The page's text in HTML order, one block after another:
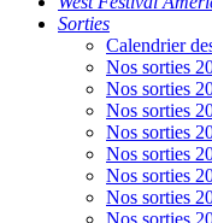
Sorties
Calendrier
Nos sorties
Nos sorties
Nos sorties
Nos sorties
Nos sorties
Nos sorties
Nos sorties
Nos sorties